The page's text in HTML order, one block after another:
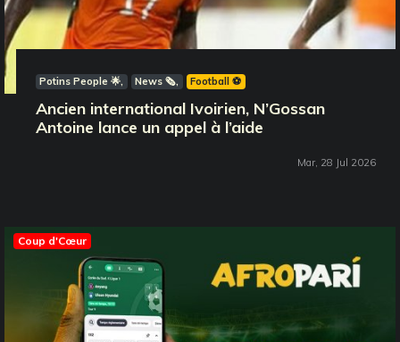
Potins People 🌟 News 🗞️ Football ⚽️
Ancien international Ivoirien, N’Gossan
Antoine lance un appel à l’aide
Mar, 28 Jul 2026
Coup d'Cœur